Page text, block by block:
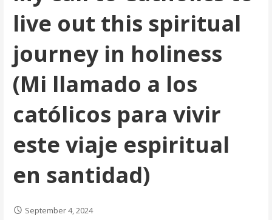
live out this spiritual
journey in holiness
(Mi llamado a los
católicos para vivir
este viaje espiritual
en santidad)
September 4, 2024